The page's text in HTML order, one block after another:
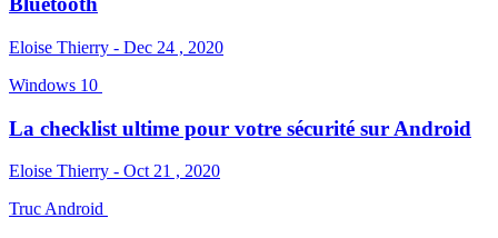
Eloise Thierry - Dec 24 , 2020
Windows 10
La checklist ultime pour votre sécurité sur Android
Eloise Thierry - Oct 21 , 2020
Truc Android